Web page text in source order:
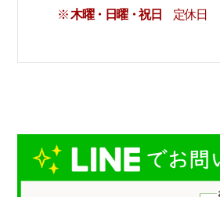
※木曜・日曜・祝日 定休日